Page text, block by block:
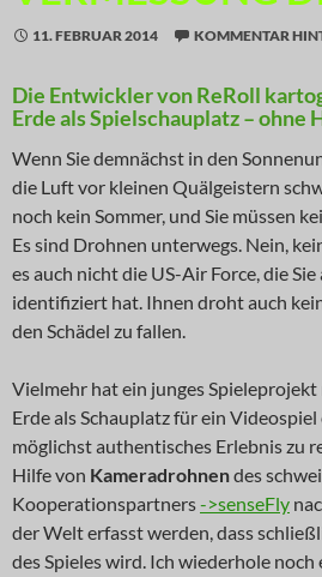
11. FEBRUAR 2014 KOMMENTAR
Die Entwickler von ReRoll
Erde als Spielschauplatz – ohne
Wenn Sie demnächst in den
die Luft vor kleinen Quälgeistern
noch kein Sommer, und Sie müssen
Es sind Drohnen unterwegs. Nein,
es auch nicht die US-Air Force, die
identifiziert hat. Ihnen droht auch
den Schädel zu fallen.
Vielmehr hat ein junges Spieleprojekt
Erde als Schauplatz für ein
möglichst authentisches Erlebnis zu
Hilfe von Kameradrohnendes
Kooperationspartners->senseFly
der Welt erfasst werden, dass
des Spieles wird. Ich wiederhole noch